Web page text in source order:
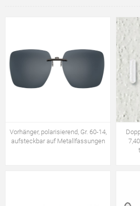
Vorhänger, polarisierend, Gr. 60-14,
aufsteckbar auf Metallfassungen